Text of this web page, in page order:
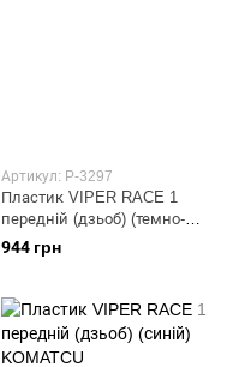
Артикул: P-3297
Пластик VIPER RACE 1
передній (дзьоб) (темно-
червоний) KOMATCU
944 грн